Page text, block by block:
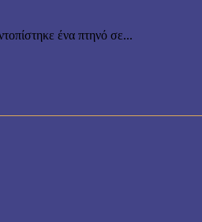
ένα πτηνό σε...